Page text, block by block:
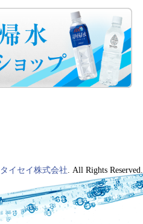
タイセイ株式会社 . All Rights Reserved.